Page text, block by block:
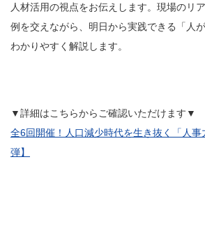
人材活用の視点をお伝えします。現場のリ
例を交えながら、明日から実践できる「人
わかりやすく解説します。
▼詳細はこちらからご確認いただけます▼
全6回開催！人口減少時代を生き抜く「人
弾】